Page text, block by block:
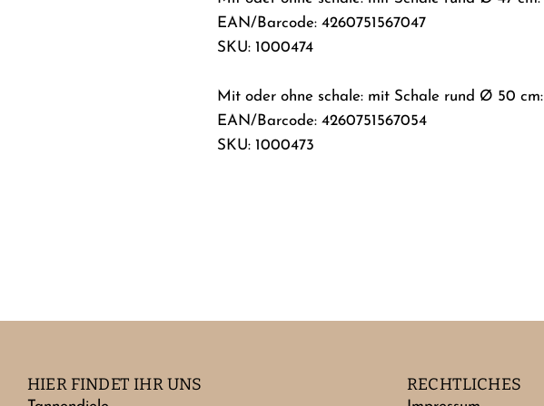
EAN/Barcode: 4260751567047
SKU: 1000474
Mit oder ohne schale: mit Schale rund Ø 50 cm:
EAN/Barcode: 4260751567054
SKU: 1000473
HIER FINDET IHR UNS RECHTLICHES